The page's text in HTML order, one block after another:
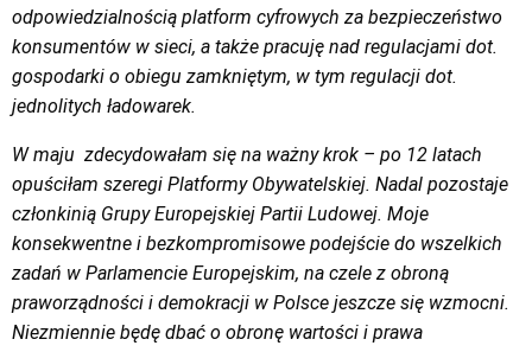
odpowiedzialnością platform cyfrowych za bezpieczeństwo
konsumentów w sieci, a także pracuję nad regulacjami dot.
gospodarki o obiegu zamkniętym, w tym regulacji dot.
jednolitych ładowarek.
W maju zdecydowałam się na ważny krok – po 12 latach
opuściłam szeregi Platformy Obywatelskiej. Nadal pozostaje
członkinią Grupy Europejskiej Partii Ludowej. Moje
konsekwentne i bezkompromisowe podejście do wszelkich
zadań w Parlamencie Europejskim, na czele z obroną
praworządności i demokracji w Polsce jeszcze się wzmocni.
Niezmiennie będę dbać o obronę wartości i prawa